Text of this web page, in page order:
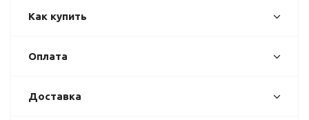
Как купить
Оплата
Доставка